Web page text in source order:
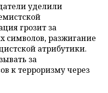
уделили
грозит за
символов, разжигание
атрибутики.
за
к терроризму через